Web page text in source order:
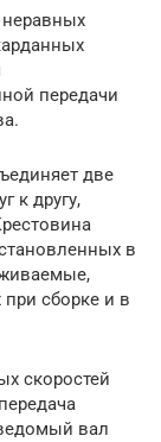
передачи
две
к другу,
в
сборке и в
скоростей
вал